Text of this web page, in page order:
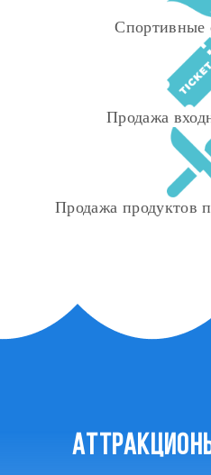
Спортивные
Продажа
Продажа продуктов
АТТРАКЦИОНЫ